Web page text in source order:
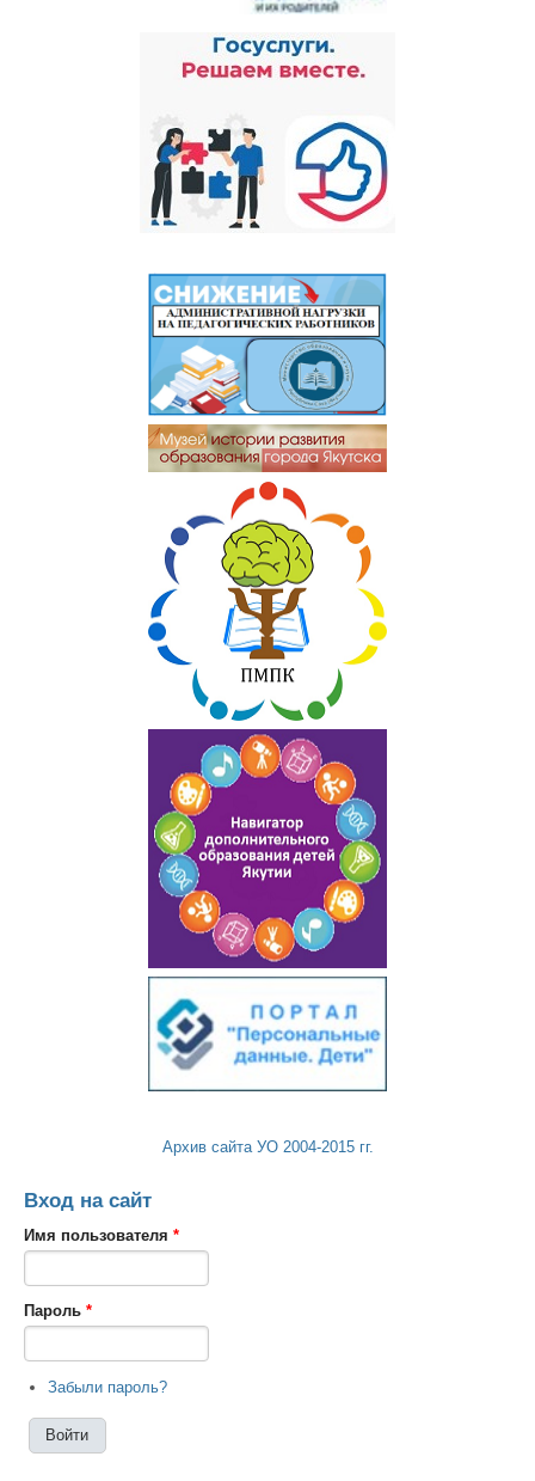
Архив сайта УО 2004-2015 гг.
Вход на сайт
Имя пользователя *
Пароль *
Забыли пароль?